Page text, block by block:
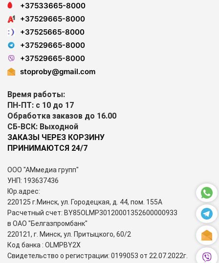
+37533665-8000
+37529665-8000
+37525665-8000
+37529665-8000
+37529665-8000
stoproby@gmail.com
Время работы:
ПН-ПТ: с 10 до 17
Обработка заказов до 16.00
СБ-ВСК: Выходной
ЗАКАЗЫ ЧЕРЕЗ КОРЗИНУ
ПРИНИМАЮТСЯ 24/7
ООО "АМмедиа групп"
УНП: 193637436
Юр.адрес:
220125 г.Минск, ул. Городецкая, д. 44, пом. 155А
Расчетный счет: BY85OLMP30120001352600000933
в ОАО "Белгазпромбанк"
220121, г. Минск, ул. Притыцкого, 60/2
Код банка : OLMPBY2X
Свидетельство о регистрации: 0199053 от 22.07.2022г.